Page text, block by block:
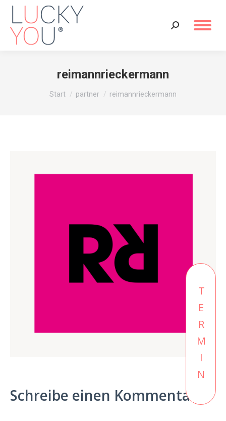
Search:
reimannrieckermann
Sie befinden sich hier:
Start partner reimannrieckermann
Schreibe einen Kommentar
TERMIN